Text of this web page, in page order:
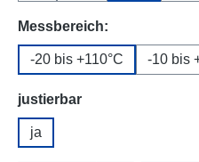
Messbereich:
-20 bis +110°C -10 bis
justierbarauswählen
ja